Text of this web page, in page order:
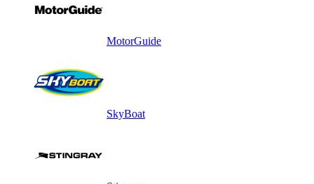
MotorGuide
SkyBoat